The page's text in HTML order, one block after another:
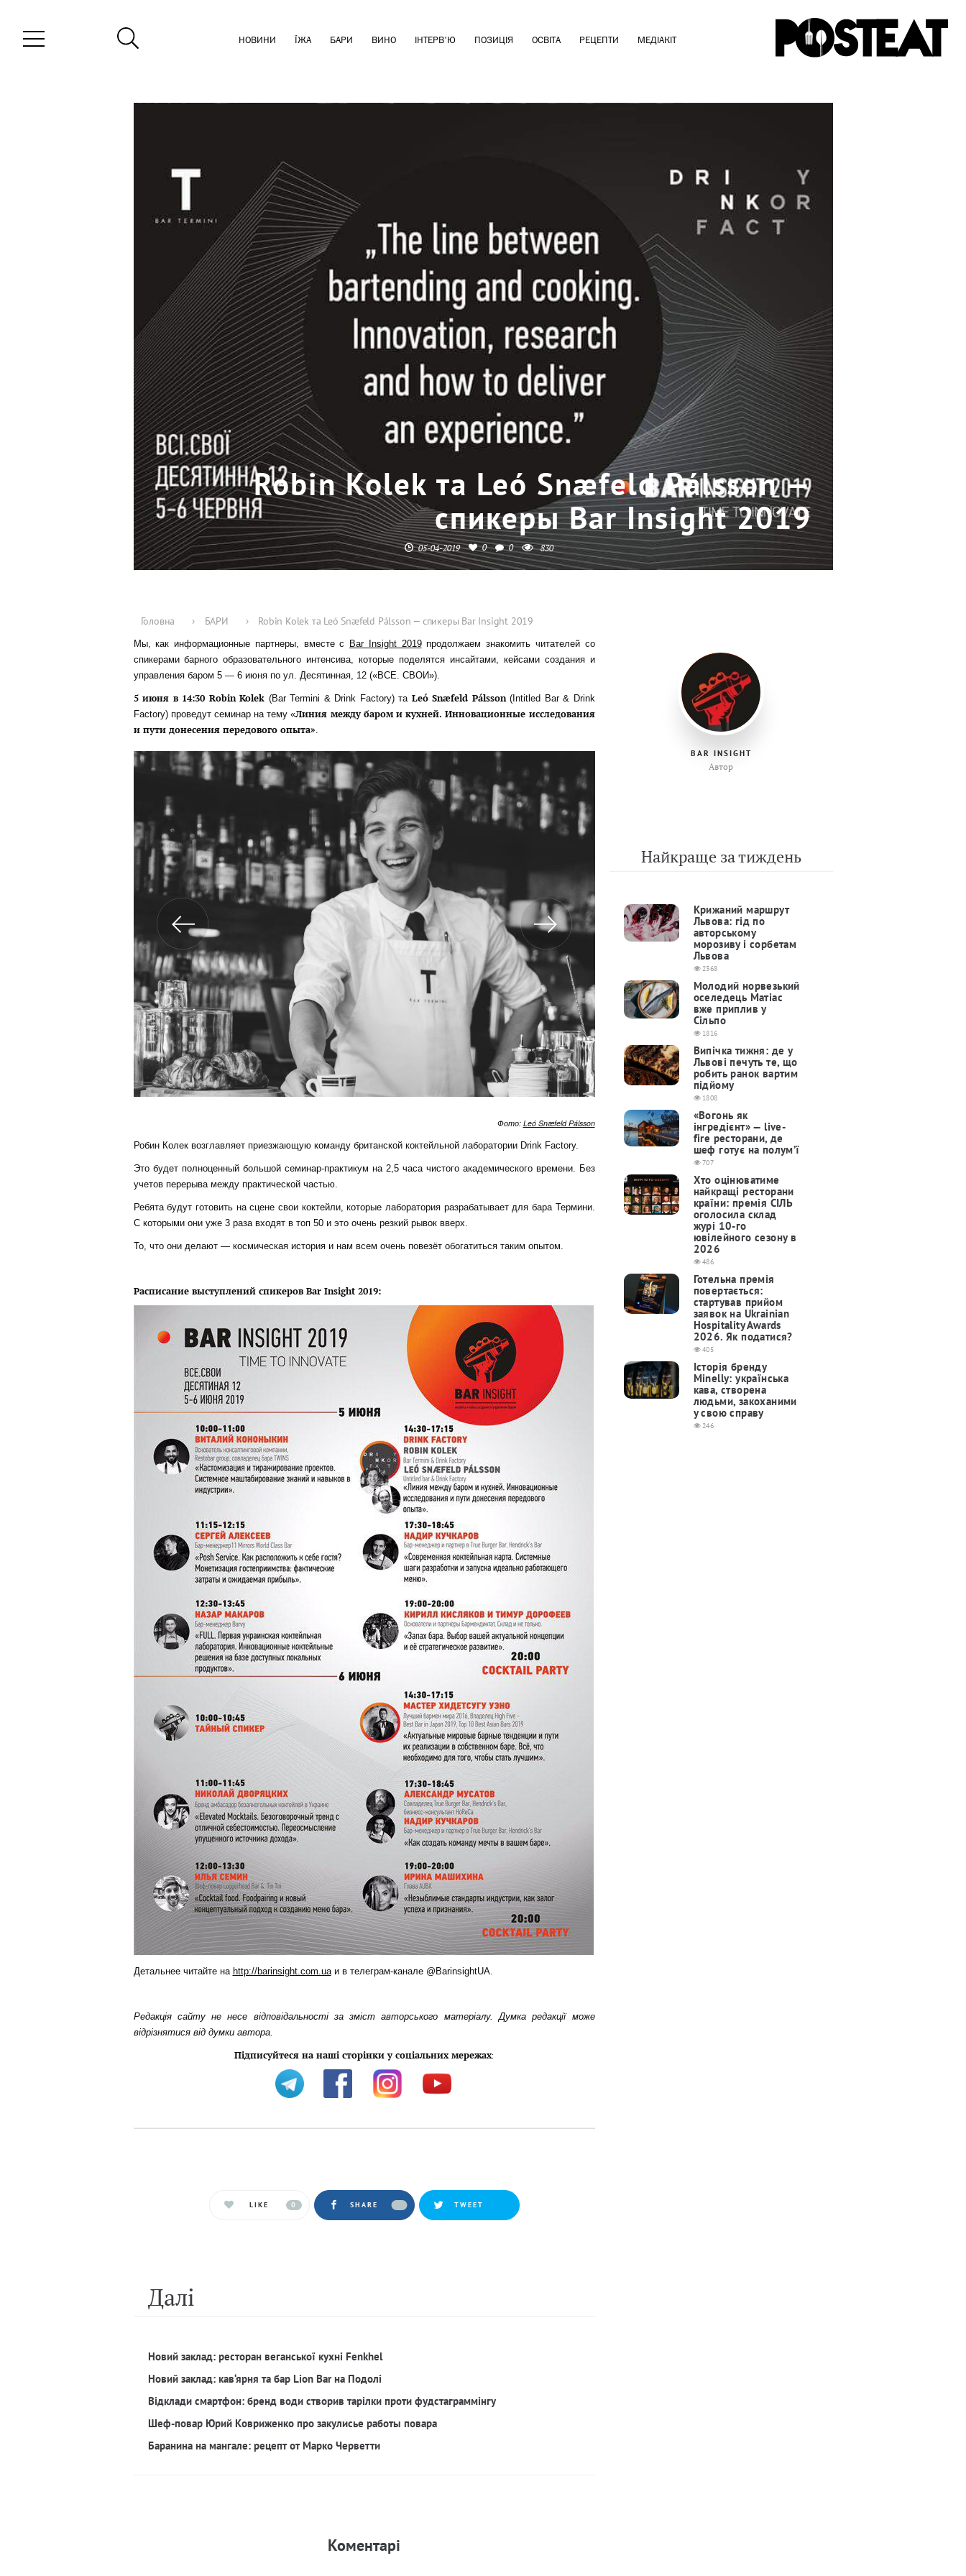
НОВИНИ ЇЖА БАРИ ВИНО ІНТЕРВ'Ю ПОЗИЦІЯ ОСВІТА РЕЦЕПТИ МЕДІАКІТ
Robin Kolek та Leó Snæfeld Pálsson —
спикеры Bar Insight 2019
05-04-2019 0 0 830
Головна › БАРИ › Robin Kolek та Leó Snæfeld Pálsson — спикеры Bar Insight 2019
Мы, как информационные партнеры, вместе с Bar Insight 2019продолжаем знакомить читателей со
спикерами барного образовательного интенсива, которые поделятся инсайтами, кейсами создания и
управления баром 5 — 6 июня по ул. Десятинная, 12 («ВСЕ. СВОИ»).
5 июня в 14:30 Robin Kolek (Bar Termini & Drink Factory) та Leó Snæfeld Pálsson(Intitled Bar & Drink
Factory) проведут семинар на тему «Линия между баром и кухней. Инновационные исследования
и пути донесения передового опыта».
Фото: Leó Snæfeld Pálsson
Робин Колек возглавляет приезжающую команду британской коктейльной лаборатории Drink Factory.
Это будет полноценный большой семинар-практикум на 2,5 часа чистого академического времени. Без
учетов перерыва между практической частью.
Ребята будут готовить на сцене свои коктейли, которые лаборатория разрабатывает для бара Термини.
С которыми они уже 3 раза входят в топ 50 и это очень резкий рывок вверх.
То, что они делают — космическая история и нам всем очень повезёт обогатиться таким опытом.
Расписание выступлений спикеров Bar Insight 2019:
Детальнее читайте на http://barinsight.com.uaи в телеграм-канале @BarinsightUA.
Редакція сайту не несе відповідальності за зміст авторського матеріалу. Думка редакції може
відрізнятися від думки автора.
Підписуйтеся на наші сторінки у соціальних мережах:
LIKE 0 SHARE TWEET
Далi
Новий заклад: ресторан веганської кухні Fenkhel
Новий заклад: кав‘ярня та бар Lion Bar на Подолі
Відклади смартфон: бренд води створив тарілки проти фудстаграммінгу
Шеф-повар Юрий Ковриженко про закулисье работы повара
Баранина на мангале: рецепт от Марко Черветти
Коментарi
BAR INSIGHT
Автор
Найкраще за тиждень
Крижаний маршрут
Львова: гід по
авторському
морозиву і сорбетам
Львова
2368
Молодий норвезький
оселедець Матіас
вже приплив у
Сільпо
1816
Випічка тижня: де у
Львові печуть те, що
робить ранок вартим
підйому
1808
«Вогонь як
інгредієнт» — live-
fire ресторани, де
шеф готує на полум’ї
707
Хто оцінюватиме
найкращі ресторани
країни: премія СІЛЬ
оголосила склад
журі 10-го
ювілейного сезону в
2026
486
Готельна премія
повертається:
cтартував прийом
заявок на Ukrainian
Hospitality Awards
2026. Як податися?
405
Історія бренду
Minelly: українська
кава, створена
людьми, закоханими
у свою справу
246